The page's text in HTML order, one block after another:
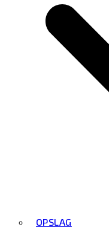
OPSLAG